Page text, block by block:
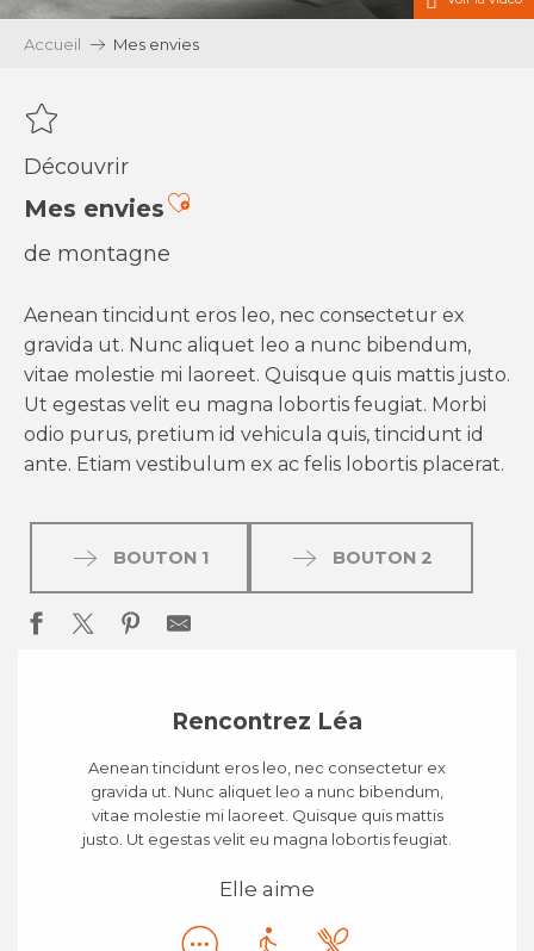
Accueil Mes envies
Découvrir
Mes enviesAjouter aux favoris
de montagne
Aenean tincidunt eros leo, nec consectetur ex
gravida ut. Nunc aliquet leo a nunc bibendum,
vitae molestie mi laoreet. Quisque quis mattis justo.
Ut egestas velit eu magna lobortis feugiat. Morbi
odio purus, pretium id vehicula quis, tincidunt id
ante. Etiam vestibulum ex ac felis lobortis placerat.
BOUTON 1 BOUTON 2
Rencontrez Léa
Aenean tincidunt eros leo, nec consectetur ex
gravida ut. Nunc aliquet leo a nunc bibendum,
vitae molestie mi laoreet. Quisque quis mattis
justo. Ut egestas velit eu magna lobortis feugiat.
Elle aime